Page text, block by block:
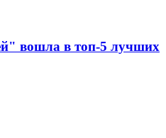
вошла в топ-5 лучших